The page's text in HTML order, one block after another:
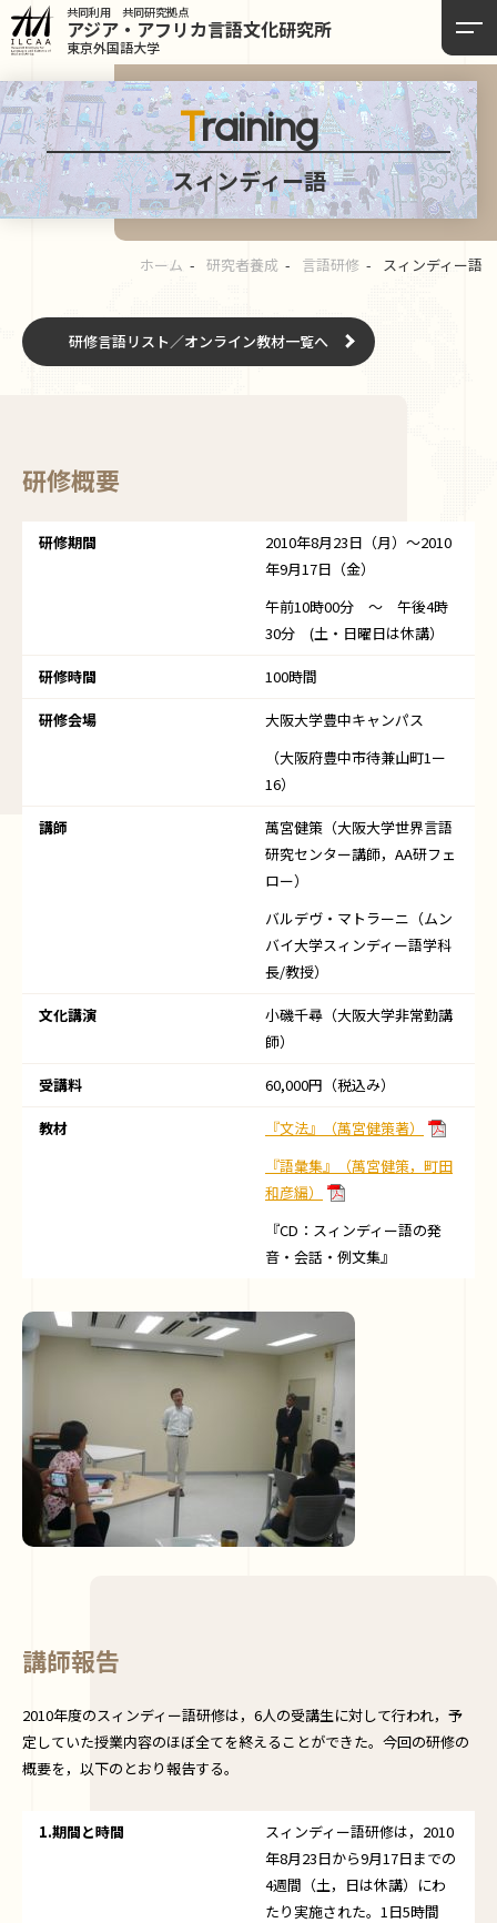
共同利用 共同研究拠点
アジア・アフリカ言語文化研究所
東京外国語大学
Training
スィンディー語
ホーム 研究者養成 言語研修 スィンディー語
研修言語リスト／オンライン教材一覧へ
研修概要
研修期間
2010年8月23日（月）～2010
年9月17日（金）
午前10時00分 ～ 午後4時
30分 (土・日曜日は休講）
研修時間 100時間
研修会場
大阪大学豊中キャンパス
（大阪府豊中市待兼山町1ー
16）
講師
萬宮健策（大阪大学世界言語
研究センター講師，AA研フェ
ロー）
バルデヴ・マトラーニ（ムン
バイ大学スィンディー語学科
長/教授）
文化講演
小磯千尋（大阪大学非常勤講
師）
受講料 60,000円（税込み）
教材
『文法』（萬宮健策著）
『語彙集』（萬宮健策，町田
和彦編）
『CD：スィンディー語の発
音・会話・例文集』
講師報告
2010年度のスィンディー語研修は，6人の受講生に対して行われ，予
定していた授業内容のほぼ全てを終えることができた。今回の研修の
概要を，以下のとおり報告する。
1.期間と時間
スィンディー語研修は，2010
年8月23日から9月17日までの
4週間（土，日は休講）にわ
たり実施された。1日5時間